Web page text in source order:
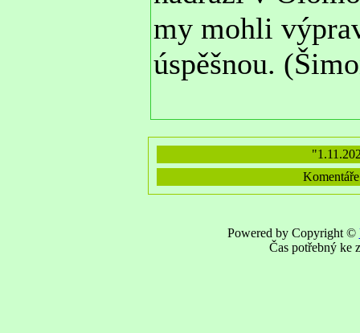
my mohli
úspěšnou.
Powered by Copyright ©
Čas potřebný ke